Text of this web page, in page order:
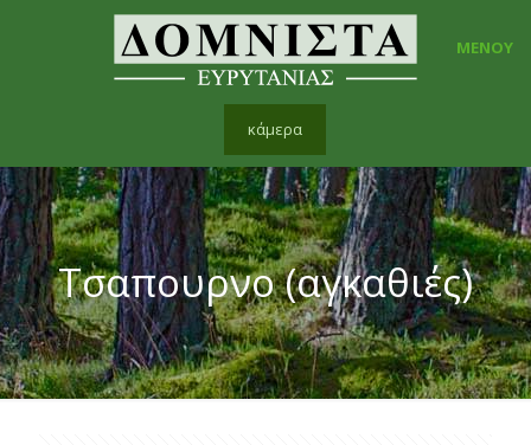
ΜΕΝΟΥ
κάμερα
Τσαπουρνο (αγκαθιές)